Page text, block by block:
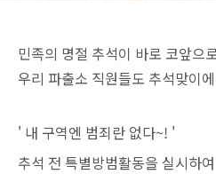
민족의 명절 추석이 바로 코앞으
우리 파출소 직원들도 추석맞이
' 내 구역엔 범죄란 없다~! '
추석 전 특별방범활동을 실시하